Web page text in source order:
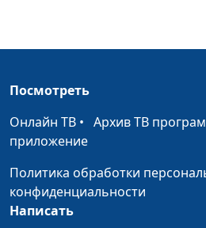
Отступление от Бога
Посмотреть
Онлайн ТВ • Архив ТВ
приложение
Политика обработки
конфиденциальности
Написать